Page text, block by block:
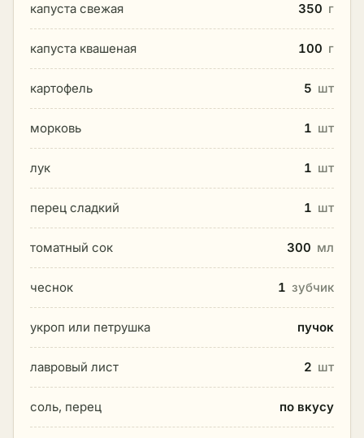
капуста свежая 350 г
капуста квашеная 100 г
картофель 5 шт
морковь 1 шт
лук 1 шт
перец сладкий 1 шт
томатный сок 300 мл
чеснок 1 зубчик
укроп или петрушка пучок
лавровый лист 2 шт
соль, перец по вкусу